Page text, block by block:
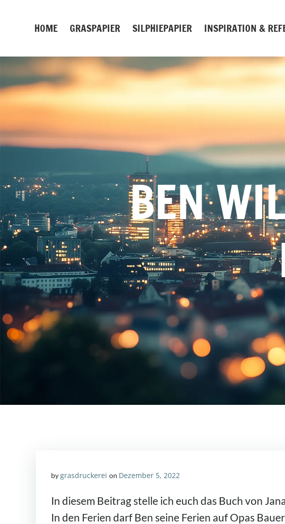
springenHOME GRASPAPIER SILPHIEPAPIER INSPIRATION &
BEN
bygrasdruckerei on Dezember 5, 2022
In diesem Beitrag stelle ich euch das Buch von
In den Ferien darf Ben seine Ferien auf Opas